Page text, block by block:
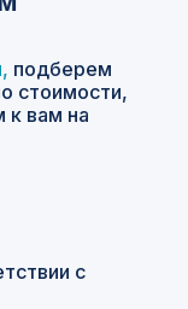
подберем
стоимости,
к вам на
с